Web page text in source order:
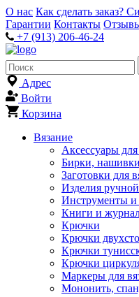
О нас Как сделать заказ?
Гарантии Контакты
+7 (913) 206-46-24
Адрес
Войти
Корзина
Вязание
Аксессуары для
Бирки, нашивки
Заготовки для
Изделия
Инструменты и
Книги и
Крючки
Крючки
Крючки
Крючки
Маркеры для
Мононить,